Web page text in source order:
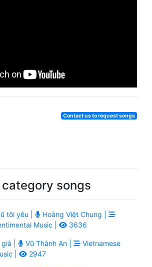
Contact us to request songs
songs
tôi yêu |
Hoàng Việt Chung |
Music |
3636
| Vũ Thành An |
Vietnamese
|
2947